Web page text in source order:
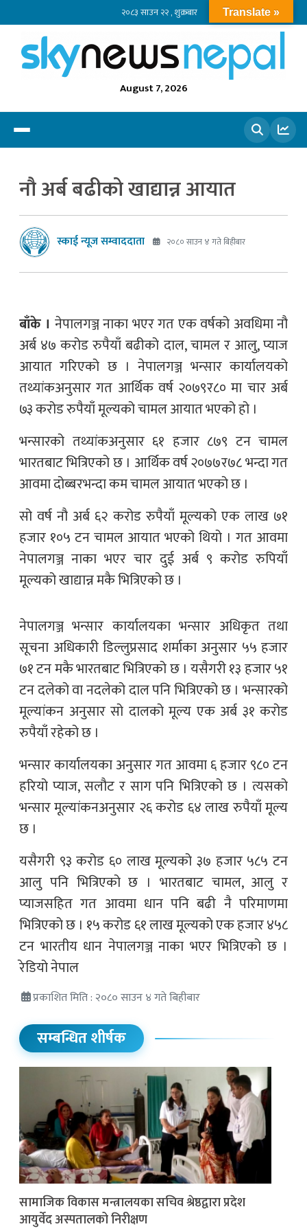
२०८३ साउन २२ , शुक्रबार
August 7, 2026
नौ अर्ब बढीको खाद्यान्न आयात
स्काई न्यूज सम्वाददाता २०८० साउन ४ गते बिहीबार
बाँके । नेपालगञ्ज नाका भएर गत एक वर्षको अवधिमा नौ
अर्ब ४७ करोड रुपैयाँ बढीको दाल, चामल र आलु, प्याज
आयात गरिएको छ । नेपालगञ्ज भन्सार कार्यालयको
तथ्यांकअनुसार गत आर्थिक वर्ष २०७९र८० मा चार अर्ब
७३ करोड रुपैयाँ मूल्यको चामल आयात भएको हो ।
भन्सारको तथ्यांकअनुसार ६१ हजार ८७९ टन चामल
भारतबाट भित्रिएको छ । आर्थिक वर्ष २०७७र७८ भन्दा गत
आवमा दोब्बरभन्दा कम चामल आयात भएको छ ।
सो वर्ष नौ अर्ब ६२ करोड रुपैयाँ मूल्यको एक लाख ७१
हजार १०५ टन चामल आयात भएको थियो । गत आवमा
नेपालगञ्ज नाका भएर चार दुई अर्ब ९ करोड रुपियाँ
मूल्यको खाद्यान्न मकै भित्रिएको छ ।
नेपालगञ्ज भन्सार कार्यालयका भन्सार अधिकृत तथा
सूचना अधिकारी डिल्लुप्रसाद शर्माका अनुसार ५५ हजार
७१ टन मकै भारतबाट भित्रिएको छ । यसैगरी १३ हजार ५१
टन दलेको वा नदलेको दाल पनि भित्रिएको छ । भन्सारको
मूल्यांकन अनुसार सो दालको मूल्य एक अर्ब ३१ करोड
रुपैयाँ रहेको छ ।
भन्सार कार्यालयका अनुसार गत आवमा ६ हजार ९८० टन
हरियो प्याज, सलौट र साग पनि भित्रिएको छ । त्यसको
भन्सार मूल्यांकनअनुसार २६ करोड ६४ लाख रुपैयाँ मूल्य
छ ।
यसैगरी ९३ करोड ६० लाख मूल्यको ३७ हजार ५८५ टन
आलु पनि भित्रिएको छ । भारतबाट चामल, आलु र
प्याजसहित गत आवमा धान पनि बढी नै परिमाणमा
भित्रिएको छ । १५ करोड ६१ लाख मूल्यको एक हजार ४५८
टन भारतीय धान नेपालगञ्ज नाका भएर भित्रिएको छ ।
रेडियो नेपाल
प्रकाशित मिति : २०८० साउन ४ गते बिहीबार
सम्बन्धित शीर्षक
सामाजिक विकास मन्त्रालयका सचिव श्रेष्ठद्वारा प्रदेश
आयुर्वेद अस्पतालको निरीक्षण
Translate »